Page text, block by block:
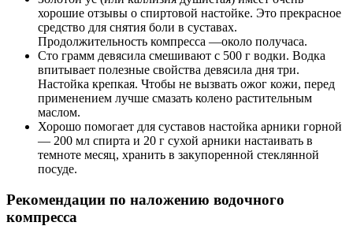
хорошие отзывы о спиртовой настойке. Это прекрасное
средство для снятия боли в суставах.
Продолжительность компресса —около получаса.
Сто грамм девясила смешивают с 500 г водки. Водка
впитывает полезные свойства девясила дня три.
Настойка крепкая. Чтобы не вызвать ожог кожи, перед
применением лучше смазать колено растительным
маслом.
Хорошо помогает для суставов настойка арники горной
— 200 мл спирта и 20 г сухой арники настаивать в
темноте месяц, хранить в закупоренной стеклянной
посуде.
Рекомендации по наложению водочного
компресса